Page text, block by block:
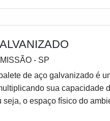
- SP
de aço galvanizado é
sua capacidade
seja, o espaço físico do